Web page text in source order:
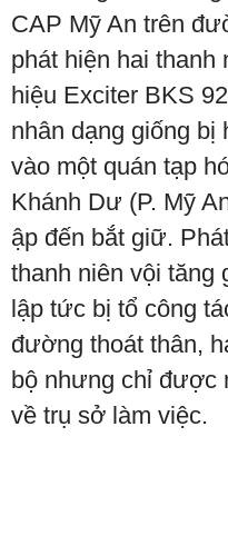
CAP Mỹ An trên
phát hiện hai thanh
hiệu Exciter BKS
nhân dạng giống bị
vào một quán tạp
Khánh Dư (P. Mỹ
ập đến bắt giữ.
thanh niên vội tăng
lập tức bị tổ công
đường thoát thân,
bộ nhưng chỉ được
về trụ sở làm việc.